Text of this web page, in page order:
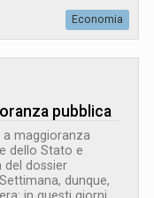
Economia
pubblica
maggioranza
dello Stato e
del dossier
dunque,
in questi giorni